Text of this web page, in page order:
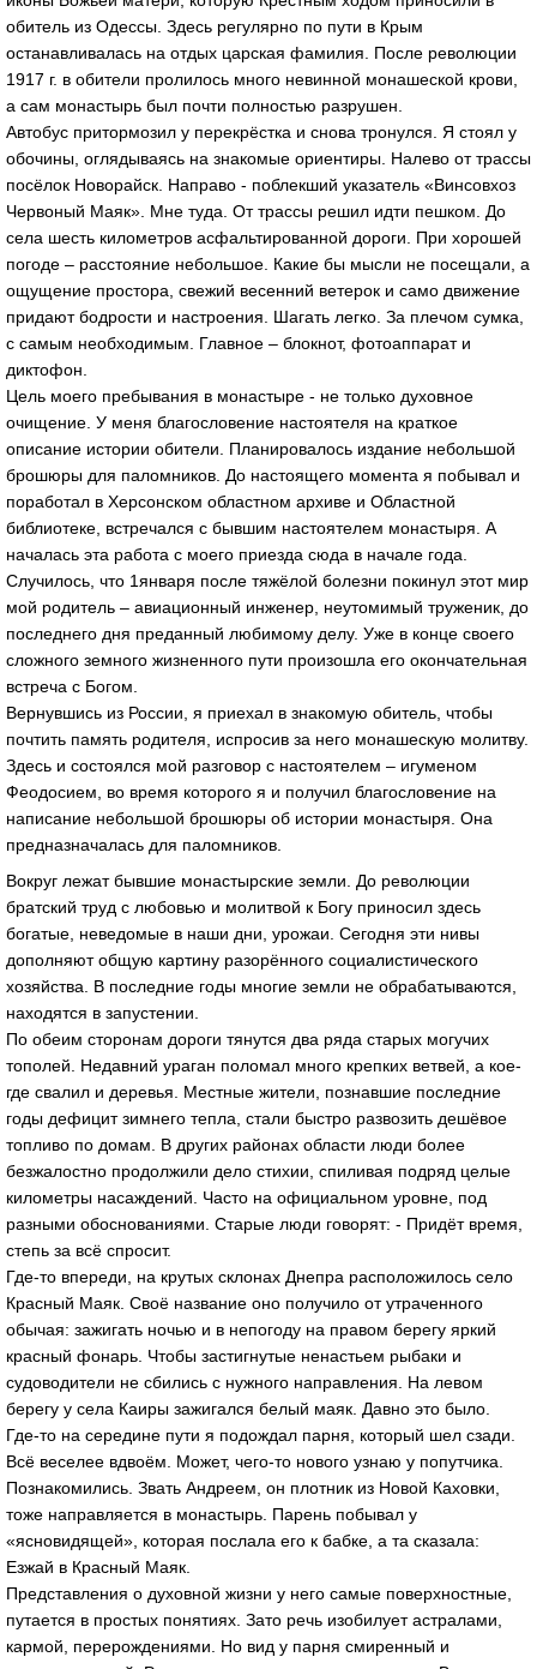
обитель из Одессы. Здесь регулярно по пути в Крым
останавливалась на отдых царская фамилия. После революции
1917 г. в обители пролилось много невинной монашеской крови,
а сам монастырь был почти полностью разрушен.
Автобус притормозил у перекрёстка и снова тронулся. Я стоял у
обочины, оглядываясь на знакомые ориентиры. Налево от трассы
посёлок Новорайск. Направо - поблекший указатель «Винсовхоз
Червоный Маяк». Мне туда. От трассы решил идти пешком. До
села шесть километров асфальтированной дороги. При хорошей
погоде – расстояние небольшое. Какие бы мысли не посещали, а
ощущение простора, свежий весенний ветерок и само движение
придают бодрости и настроения. Шагать легко. За плечом сумка,
с самым необходимым. Главное – блокнот, фотоаппарат и
диктофон.
Цель моего пребывания в монастыре - не только духовное
очищение. У меня благословение настоятеля на краткое
описание истории обители. Планировалось издание небольшой
брошюры для паломников. До настоящего момента я побывал и
поработал в Херсонском областном архиве и Областной
библиотеке, встречался с бывшим настоятелем монастыря. А
началась эта работа с моего приезда сюда в начале года.
Случилось, что 1января после тяжёлой болезни покинул этот мир
мой родитель – авиационный инженер, неутомимый труженик, до
последнего дня преданный любимому делу. Уже в конце своего
сложного земного жизненного пути произошла его окончательная
встреча с Богом.
Вернувшись из России, я приехал в знакомую обитель, чтобы
почтить память родителя, испросив за него монашескую молитву.
Здесь и состоялся мой разговор с настоятелем – игуменом
Феодосием, во время которого я и получил благословение на
написание небольшой брошюры об истории монастыря. Она
предназначалась для паломников.
Вокруг лежат бывшие монастырские земли. До революции
братский труд с любовью и молитвой к Богу приносил здесь
богатые, неведомые в наши дни, урожаи. Сегодня эти нивы
дополняют общую картину разорённого социалистического
хозяйства. В последние годы многие земли не обрабатываются,
находятся в запустении.
По обеим сторонам дороги тянутся два ряда старых могучих
тополей. Недавний ураган поломал много крепких ветвей, а кое-
где свалил и деревья. Местные жители, познавшие последние
годы дефицит зимнего тепла, стали быстро развозить дешёвое
топливо по домам. В других районах области люди более
безжалостно продолжили дело стихии, спиливая подряд целые
километры насаждений. Часто на официальном уровне, под
разными обоснованиями. Старые люди говорят: - Придёт время,
степь за всё спросит.
Где-то впереди, на крутых склонах Днепра расположилось село
Красный Маяк. Своё название оно получило от утраченного
обычая: зажигать ночью и в непогоду на правом берегу яркий
красный фонарь. Чтобы застигнутые ненастьем рыбаки и
судоводители не сбились с нужного направления. На левом
берегу у села Каиры зажигался белый маяк. Давно это было.
Где-то на середине пути я подождал парня, который шел сзади.
Всё веселее вдвоём. Может, чего-то нового узнаю у попутчика.
Познакомились. Звать Андреем, он плотник из Новой Каховки,
тоже направляется в монастырь. Парень побывал у
«ясновидящей», которая послала его к бабке, а та сказала:
Езжай в Красный Маяк.
Представления о духовной жизни у него самые поверхностные,
путается в простых понятиях. Зато речь изобилует астралами,
кармой, перерождениями. Но вид у парня смиренный и